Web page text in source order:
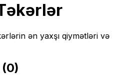
ən yaxşı qiymətləri və
0)